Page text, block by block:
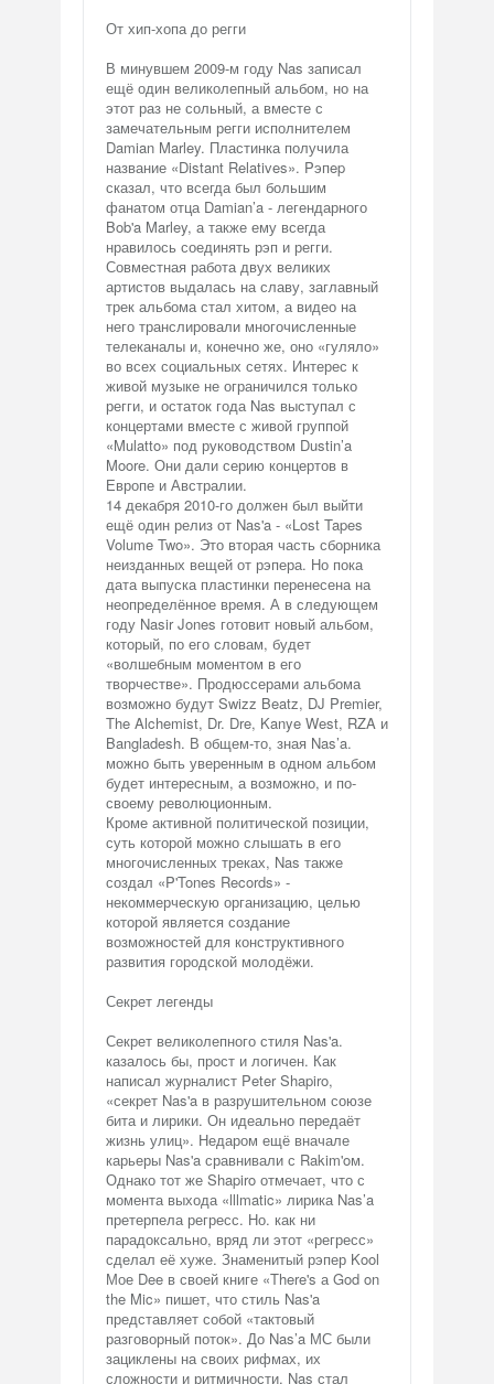
От хип-хопа до регги
В минувшем 2009-м году Nas записал
ещё один великолепный альбом, но на
этот раз не сольный, а вместе с
замечательным регги исполнителем
Damian Marley. Пластинка получила
название «Distant Relatives». Pэпep
сказал, что всегда был большим
фанатом отца Damian’a - легендарного
Bob'a Marley, а также ему всегда
нравилось соединять рэп и регги.
Совместная работа двух великих
артистов выдалась на славу, заглавный
трек альбома стал хитом, а видео на
него транслировали многочисленные
телеканалы и, конечно же, оно «гуляло»
во всех социальных сетях. Интерес к
живой музыке не ограничился только
регги, и остаток года Nas выступал с
концертами вместе с живой группой
«Mulatto» под руководством Dustin’a
Moore. Они дали серию концертов в
Европе и Австралии.
14 декабря 2010-го должен был выйти
ещё один релиз от Nas'a - «Lost Tapes
Volume Two». Это вторая часть сборника
неизданных вещей от рэпера. Но пока
дата выпуска пластинки перенесена на
неопределённое время. А в следующем
году Nasir Jones готовит новый альбом,
который, по его словам, будет
«волшебным моментом в его
творчестве». Продюссерами альбома
возможно будут Swizz Beatz, DJ Premier,
The Alchemist, Dr. Dre, Kanye West, RZA и
Bangladesh. В общем-то, зная Nas’a.
можно быть уверенным в одном альбом
будет интересным, а возможно, и по-
своему революционным.
Кроме активной политической позиции,
суть которой можно слышать в его
многочисленных треках, Nas также
создал «P'Tones Records» -
некоммерческую организацию, целью
которой является создание
возможностей для конструктивного
развития городской молодёжи.
Секрет легенды
Секрет великолепного стиля Nas'a.
казалось бы, прост и логичен. Как
написал журналист Peter Shapiro,
«секрет Nas'a в разрушительном союзе
бита и лирики. Он идеально передаёт
жизнь улиц». Недаром ещё вначале
карьеры Nas'a сравнивали с Rakim'oм.
Однако тот же Shapiro отмечает, что с
момента выхода «lllmatic» лирика Nas’a
претерпела регресс. Но. как ни
парадоксально, вряд ли этот «регресс»
сделал её хуже. Знаменитый рэпер Kool
Мое Dee в своей книге «There's а God on
the Mic» пишет, что стиль Nas'a
представляет собой «тактовый
разговорный поток». До Nas’a МС были
зациклены на своих рифмах, их
сложности и ритмичности. Nas стал